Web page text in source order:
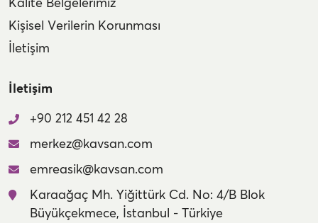
Kalite Belgelerimiz
Kişisel Verilerin Korunması
İletişim
İletişim
+90 212 451 42 28
merkez@kavsan.com
emreasik@kavsan.com
Karaağaç Mh. Yiğittürk Cd. No: 4/B Blok
Büyükçekmece, İstanbul - Türkiye